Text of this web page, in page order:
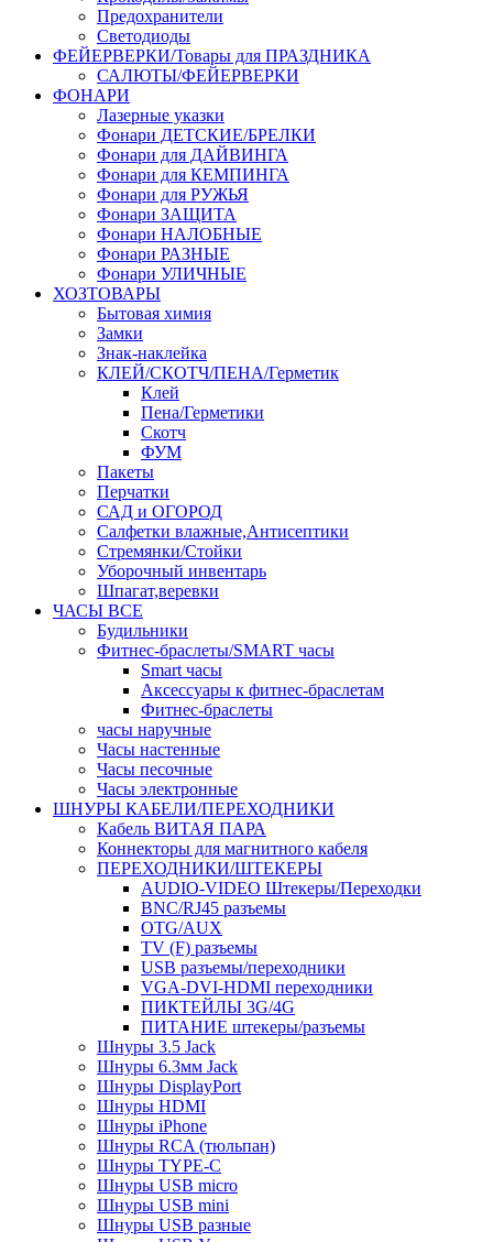
Предохранители
Светодиоды
ФЕЙЕРВЕРКИ/Товары для ПРАЗДНИКА
САЛЮТЫ/ФЕЙЕРВЕРКИ
ФОНАРИ
Лазерные указки
Фонари ДЕТСКИЕ/БРЕЛКИ
Фонари для ДАЙВИНГА
Фонари для КЕМПИНГА
Фонари для РУЖЬЯ
Фонари ЗАЩИТА
Фонари НАЛОБНЫЕ
Фонари РАЗНЫЕ
Фонари УЛИЧНЫЕ
ХОЗТОВАРЫ
Бытовая химия
Замки
Знак-наклейка
КЛЕЙ/СКОТЧ/ПЕНА/Герметик
Клей
Пена/Герметики
Скотч
ФУМ
Пакеты
Перчатки
САД и ОГОРОД
Салфетки влажные,Антисептики
Стремянки/Стойки
Уборочный инвентарь
Шпагат,веревки
ЧАСЫ ВСЕ
Будильники
Фитнес-браслеты/SMART часы
Smart часы
Аксессуары к фитнес-браслетам
Фитнес-браслеты
часы наручные
Часы настенные
Часы песочные
Часы электронные
ШНУРЫ КАБЕЛИ/ПЕРЕХОДНИКИ
Кабель ВИТАЯ ПАРА
Коннекторы для магнитного кабеля
ПЕРЕХОДНИКИ/ШТЕКЕРЫ
AUDIO-VIDEO Штекеры/Переходки
BNC/RJ45 разъемы
OTG/AUX
TV (F) разъемы
USB разъемы/переходники
VGA-DVI-HDMI переходники
ПИКТЕЙЛЫ 3G/4G
ПИТАНИЕ штекеры/разъемы
Шнуры 3.5 Jack
Шнуры 6.3мм Jack
Шнуры DisplayPort
Шнуры HDMI
Шнуры iPhone
Шнуры RCA (тюльпан)
Шнуры TYPE-C
Шнуры USB micro
Шнуры USB mini
Шнуры USB разные